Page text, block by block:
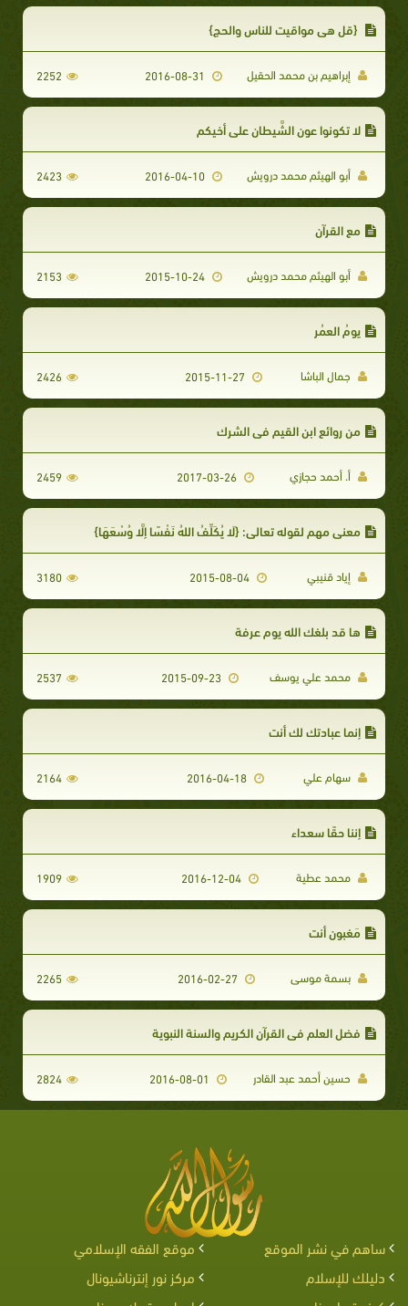
{قل هي مواقيت للناس والحج}
إبراهيم بن محمد الحقيل 2252
لا تكونوا عون الشَّيطان على أخيكم
أبو الهيثم محمد درويش 2016-04-10
2423
مع القرآن
أبو الهيثم محمد درويش 2015-10-24
2153
يومُ العمُر
جمال الباشا 2426
من روائع ابن القيم في الشرك
أ. أحمد حجازي 2017-03-26
2459
معنى مهم لقوله تعالى: {لَا يُكَلِّفُ اللهُ نَفْسًا إِلَّا وُسْعَهَا}
إياد قنيبي 3180
ها قد بلغك الله يوم عرفة
محمد علي يوسف 2537
إنما عبادتك لك أنت
سهام علي 2164
إننا حقًا سعداء
محمد عطية 1909
مَغبون أنت
بسمة موسى 2265
فضل العلم في القرآن الكريم والسنة النبوية
حسين أحمد عبد القادر 2824
ساهم في نشر الموقع
موقع الفقه الإسلامي
دليلك للإسلام
مركز نور إنترناشيونال